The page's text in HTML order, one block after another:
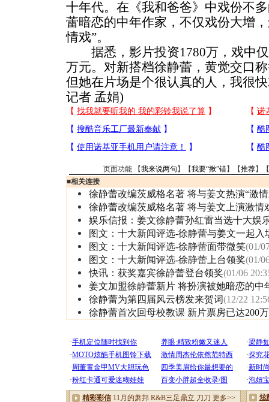
十年代。在《我和爸爸》中戏份不
蕾暗恋的中年作家，不仅戏份大增
情戏”。
据悉，影片投资1780万，戏中仅
万元。对新搭档徐静蕾，黄觉交口
但她在片场是个很认真的人，我很
记者 孟娟)
页面功能 【我来说两句 】【我要“揪”错】【推荐】
■相关连接
徐静蕾改编茨威格名著 将与姜文热演“激
徐静蕾改编茨威格名著 将与姜文上演激情
娱乐信报：姜文徐静蕾孙红雷当选十大娱
图文：十大新闻评选-徐静蕾与姜文一起入
图文：十大新闻评选-徐静蕾面带微笑(01/
图文：十大新闻评选-徐静蕾上台领奖(01/
快讯：获奖嘉宾徐静蕾登台领奖(01/06
姜文加盟徐静蕾新片 将扮演被她暗恋的中
徐静蕾为第四届风云榜发来贺词(12/22
徐静蕾首次回母校教课 新片票房已达200